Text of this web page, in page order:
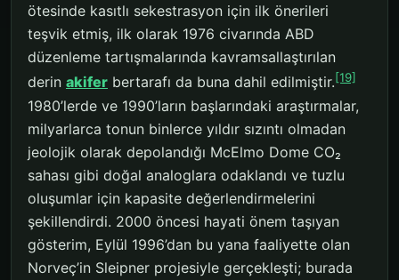
ötesinde kasıtlı sekestrasyon için ilk önerileri
teşvik etmiş, ilk olarak 1976 civarında ABD
düzenleme tartışmalarında kavramsallaştırılan
derin akifer bertarafı da buna dahil edilmiştir.[19]
1980’lerde ve 1990’ların başlarındaki araştırmalar,
milyarlarca tonun binlerce yıldır sızıntı olmadan
jeolojik olarak depolandığı McElmo Dome CO₂
sahası gibi doğal analoglara odaklandı ve tuzlu
oluşumlar için kapasite değerlendirmelerini
şekillendirdi. 2000 öncesi hayati önem taşıyan
gösterim, Eylül 1996’dan bu yana faaliyette olan
Norveç’in Sleipner projesiyle gerçekleşti; burada